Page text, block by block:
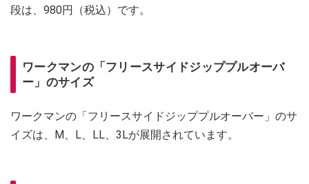
段は、980円（税込）です。
ワークマンの「フリースサイドジッププルオーバ
ー」のサイズ
ワークマンの「フリースサイドジッププルオーバー」のサ
イズは、M、L、LL、3Lが展開されています。